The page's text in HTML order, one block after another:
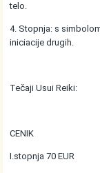
telo.
4. Stopnja: s
iniciacije drugih.
Tečaji Usui Reiki:
CENIK
I.stopnja 70 EUR